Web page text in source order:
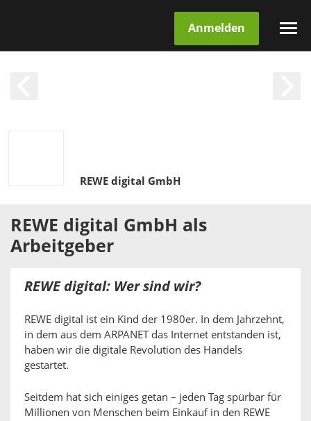
Anmelden
REWE digital GmbH
REWE digital GmbH als
Arbeitgeber
REWE digital: Wer sind wir?
REWE digital ist ein Kind der 1980er. In dem Jahrzehnt,
in dem aus dem ARPANET das Internet entstanden ist,
haben wir die digitale Revolution des Handels
gestartet.
Seitdem hat sich einiges getan – jeden Tag spürbar für
Millionen von Menschen beim Einkauf in den REWE